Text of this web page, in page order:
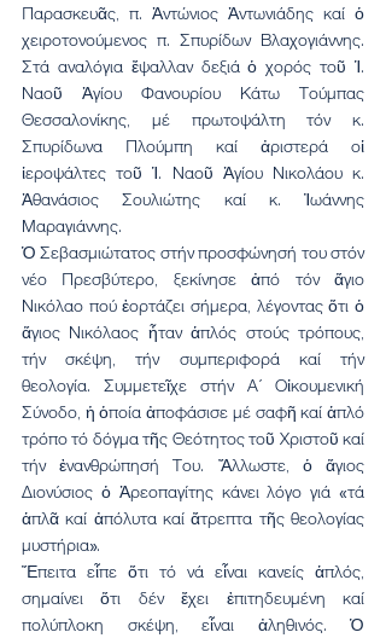
Παρασκευᾶς, π. Ἀντώνιος Ἀντωνιάδης καί ὁ
χειροτονούμενος π. Σπυρίδων Βλαχογιάννης.
Στά αναλόγια ἔψαλλαν δεξιά ὁ χορός τοῦ Ἱ.
Ναοῦ Ἁγίου Φανουρίου Κάτω Τούμπας
Θεσσαλονίκης, μέ πρωτοψάλτη τόν κ.
Σπυρίδωνα Πλούμπη καί ἀριστερά οἱ
ἱεροψάλτες τοῦ Ἱ. Ναοῦ Ἁγίου Νικολάου κ.
Ἀθανάσιος Σουλιώτης καί κ. Ἰωάννης
Μαραγιάννης.
Ὁ Σεβασμιώτατος στήν προσφώνησή του στόν
νέο Πρεσβύτερο, ξεκίνησε ἀπό τόν ἅγιο
Νικόλαο πού ἑορτάζει σήμερα, λέγοντας ὅτι ὁ
ἅγιος Νικόλαος ἦταν ἁπλός στούς τρόπους,
τήν σκέψη, τήν συμπεριφορά καί τήν
θεολογία. Συμμετεῖχε στήν Α΄ Οἰκουμενική
Σύνοδο, ἡ ὁποία ἀποφάσισε μέ σαφῆ καί ἁπλό
τρόπο τό δόγμα τῆς Θεότητος τοῦ Χριστοῦ καί
τήν ἐνανθρώπησή Του. Ἄλλωστε, ὁ ἅγιος
Διονύσιος ὁ Ἀρεοπαγίτης κάνει λόγο γιά «τά
ἁπλᾶ καί ἀπόλυτα καί ἄτρεπτα τῆς θεολογίας
μυστήρια».
Ἔπειτα εἶπε ὅτι τό νά εἶναι κανείς ἁπλός,
σημαίνει ὅτι δέν ἔχει ἐπιτηδευμένη καί
πολύπλοκη σκέψη, εἶναι ἀληθινός. Ὁ